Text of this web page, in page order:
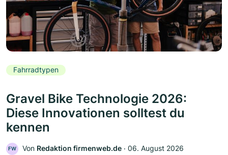
Fahrradtypen
Gravel Bike Technologie 2026:
Diese Innovationen solltest du
kennen
FW Von Redaktion firmenweb.de ‧ 06. August 2026